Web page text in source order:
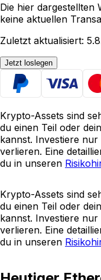
Die hier dargestellten
keine aktuellen
Zuletzt aktualisiert:
Jetzt loslegen
Krypto-Assets sind
du einen Teil oder
kannst. Investiere
verlieren. Eine
du in unseren
Krypto-Assets sind
du einen Teil oder
kannst. Investiere
verlieren. Eine
du in unseren